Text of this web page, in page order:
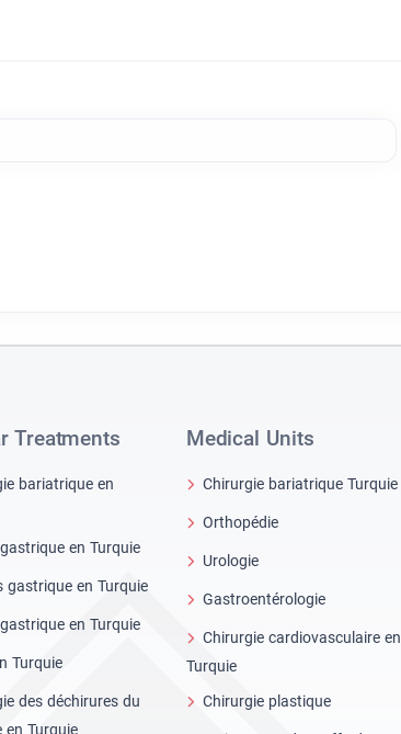
Treatments
bariatrique en
en Turquie
gastrique en Turquie
en Turquie
Turquie
des déchirures du
en Turquie
Medical Units
Chirurgie bariatrique Turquie
Orthopédie
Urologie
Gastroentérologie
Chirurgie cardiovasculaire en
Turquie
Chirurgie plastique